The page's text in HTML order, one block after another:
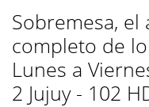
Sobremesa, el
completo de
Lunes a
2 Jujuy - 102